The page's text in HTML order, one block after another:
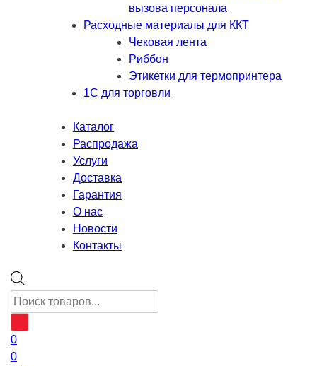
вызова персонала
Расходные материалы для ККТ
Чековая лента
Риббон
Этикетки для термопринтера
1С для торговли
Каталог
Распродажа
Услуги
Доставка
Гарантия
О нас
Новости
Контакты
Поиск
товаров
0
0